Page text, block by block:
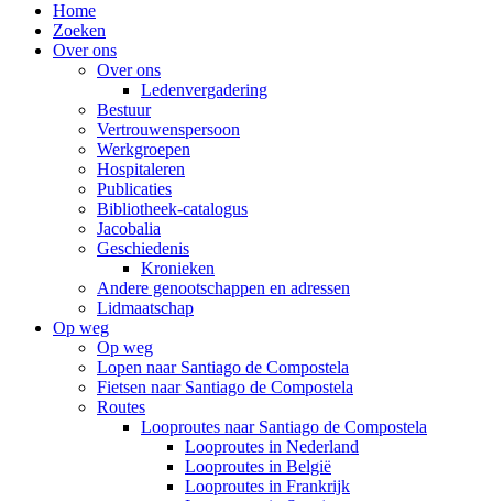
Home
Zoeken
Over ons
Over ons
Ledenvergadering
Bestuur
Vertrouwenspersoon
Werkgroepen
Hospitaleren
Publicaties
Bibliotheek-catalogus
Jacobalia
Geschiedenis
Kronieken
Andere genootschappen en adressen
Lidmaatschap
Op weg
Op weg
Lopen naar Santiago de Compostela
Fietsen naar Santiago de Compostela
Routes
Looproutes naar Santiago de Compostela
Looproutes in Nederland
Looproutes in België
Looproutes in Frankrijk